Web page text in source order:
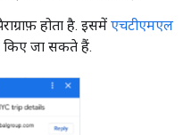
होता है. इसमें एचटीएमएल
किए जा सकते हैं.